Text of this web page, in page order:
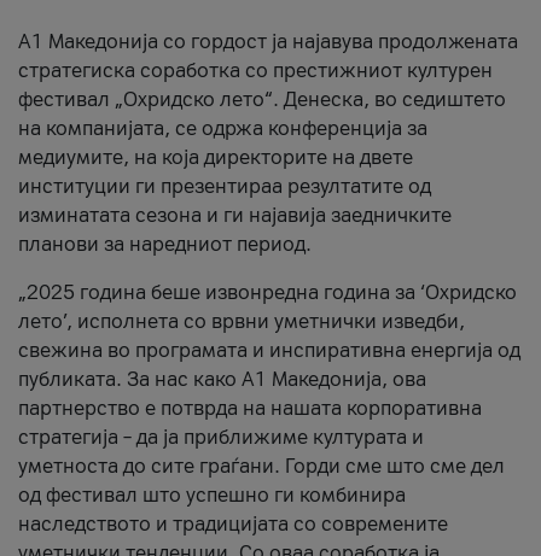
A1 Македонија со гордост ја најавува продолжената
стратегиска соработка со престижниот културен
фестивал „Охридско лето“. Денеска, во седиштето
на компанијата, се одржа конференција за
медиумите, на која директорите на двете
институции ги презентираа резултатите од
изминатата сезона и ги најавија заедничките
планови за наредниот период.
„2025 година беше извонредна година за ‘Охридско
лето’, исполнета со врвни уметнички изведби,
свежина во програмата и инспиративна енергија од
публиката. За нас како A1 Македонија, ова
партнерство е потврда на нашата корпоративна
стратегија – да ја приближиме културата и
уметноста до сите граѓани. Горди сме што сме дел
од фестивал што успешно ги комбинира
наследството и традицијата со современите